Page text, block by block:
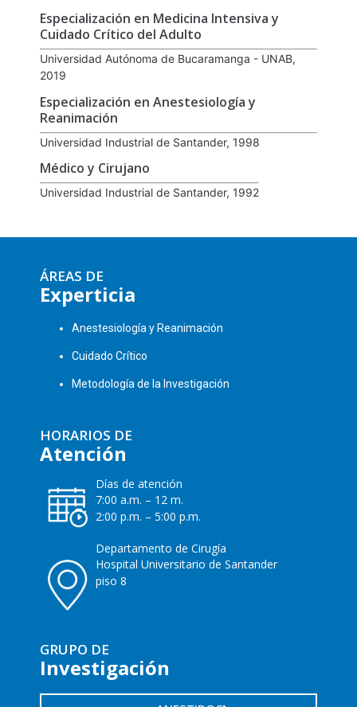
Especialización en Medicina Intensiva y
Cuidado Crítico del Adulto
Universidad Autónoma de Bucaramanga - UNAB,
2019
Especialización en Anestesiología y
Reanimación
Universidad Industrial de Santander, 1998
Médico y Cirujano
Universidad Industrial de Santander, 1992
ÁREAS DE
Experticia
Anestesiología y Reanimación
Cuidado Crítico
Metodología de la Investigación
HORARIOS DE
Atención
Días de atención
7:00 a.m. – 12 m.
2:00 p.m. – 5:00 p.m.
Departamento de Cirugía
Hospital Universitario de Santander
piso 8
GRUPO DE
Investigación